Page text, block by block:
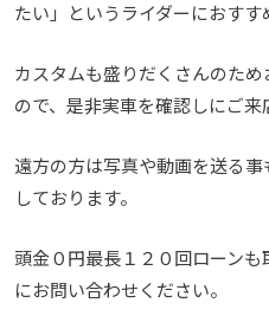
たい」というライダーにおすす
カスタムも盛りだくさんのた
ので、是非実車を確認しにご来
遠方の方は写真や動画を送る
しております。
頭金０円最長１２０回ローン
にお問い合わせください。